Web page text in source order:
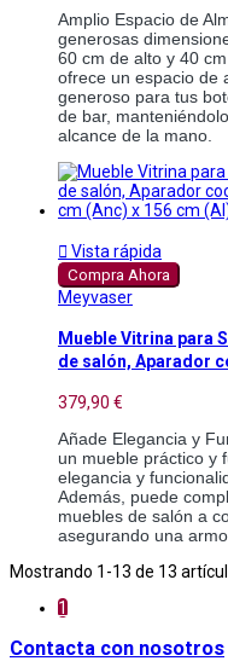
Amplio Espacio de
generosas
60 cm de alto y 40
ofrece un espacio de
generoso para tus
de bar,
alcance de la mano.
 Vista rápida
Compra Ahora
Meyvaser
Mueble Vitrina para
de salón, Aparador
379,90 €
Añade Elegancia y
un mueble práctico y
elegancia y
Además, puede
muebles de salón a
asegurando una
Mostrando 1-13 de 13
1
Contacta con nosotros